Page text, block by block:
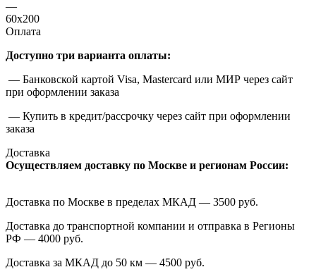
—
60x200
Оплата
Доступно три варианта оплаты:
— Банковской картой Visa, Mastercard или МИР через сайт
при оформлении заказа
— Купить в кредит/рассрочку через сайт при оформлении
заказа
Доставка
Осуществляем доставку по Москве и регионам России:
Доставка по Москве в пределах МКАД — 3500 руб.
Доставка до транспортной компании и отправка в Регионы
РФ — 4000 руб.
Доставка за МКАД до 50 км — 4500 руб.